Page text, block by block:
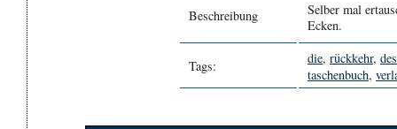
Beschreibung
Selber mal
Ecken.
Tags: die, rückkehr, des
taschenbuch,